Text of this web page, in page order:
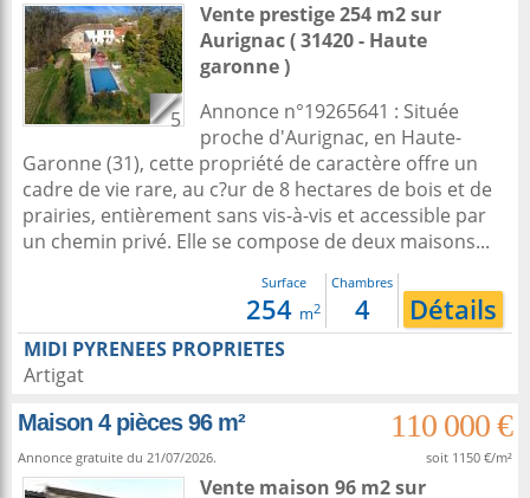
5
Vente prestige 254 m2sur
Aurignac( 31420 - Haute
garonne )
Annonce n°19265641 : Située
proche d'Aurignac, en Haute-
Garonne (31), cette propriété de caractère offre un
cadre de vie rare, au c?ur de 8 hectares de bois et de
prairies, entièrement sans vis-à-vis et accessible par
un chemin privé. Elle se compose de deux maisons...
Surface
254 m2
Chambres
4 Détails
MIDI PYRENEES PROPRIETES
Artigat
Maison 4 pièces 96 m²
110 000 €
Annonce gratuite du 21/07/2026. soit 1150 €/m²
Vente maison 96 m2sur